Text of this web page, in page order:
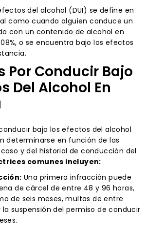
del alcohol (DUI) se define en
como cuando alguien conduce un
con un contenido de alcohol en
o se encuentra bajo los efectos
Por Conducir Bajo
Del Alcohol En
bajo los efectos del alcohol
determinarse en función de las
y del historial de conducción del
comunes incluyen:
Una primera infracción puede
de cárcel de entre 48 y 96 horas,
de seis meses, multas de entre
la suspensión del permiso de conducir